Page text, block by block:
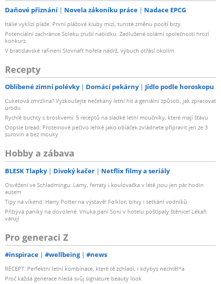
Daňové přiznání Novela zákoníku práce Nadace EPCG
Itálie vyklízí pláže. První plážové kluby mizí, turisté změnu pocítí brzy
Potenciální zachránce Soleku zrušil nabídku. Zadlužené solární společnosti hrozí
konkurz
V bratislavské rafinerii Slovnaft hořela nádrž, výbuch otřásl okolím
Recepty
Oblíbené zimní polévky Domácí pekárny Jídlo podle horoskopu
Cuketová zmrzlina? Vyzkoušejte nečekaný letní hit a geniální způsob, jak zpracovat
úrodu
Rychlé buchty s broskvemi: 5 receptů na sladké letní moučníky, které mají šťávu
Oopsie bread: Proteinové pečivo lehké jako obláček zvládnete připravit jen ze 3
surovin a bez mouky
Hobby a zábava
BLESK Tlapky Divoký kačer Netflix filmy a seriály
Osvěžení ve Schladmingu: Lamy, ferraty i koulovačka v létě jsou jen pár hodin
autem
Tipy na víkend: Harry Potter na výstavě! Folklor, bitvy i setkání vodníků
Přibývá paniky na dovolené: Vnuka paní Soni v hotelu poštípaly štěnice! Lékaři
varují
Pro generaci Z
#inspirace #wellbeing #news
RECEPT: Perfektní letní kombinace, které tě zchladí, i kdybys nechtěl*a
Proč každá generace hledá svůj signature beauty look